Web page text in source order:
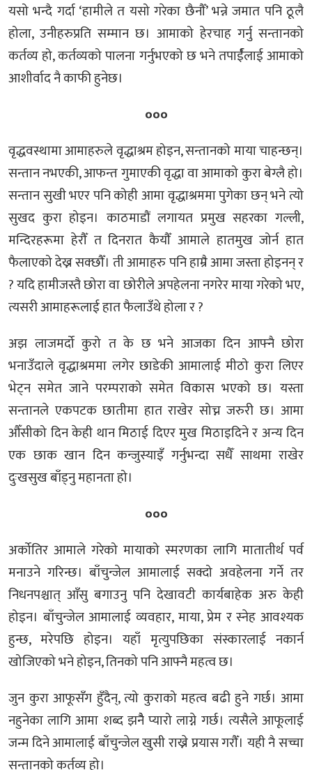
यसो भन्दै गर्दा ‘हामीले त यसो गरेका छैनौँ’ भन्ने जमात पनि ठूलै
होला, उनीहरुप्रति सम्मान छ। आमाको हेरचाह गर्नु सन्तानको
कर्तव्य हो, कर्तव्यको पालना गर्नुभएको छ भने तपार्ईंलाई आमाको
आशीर्वाद नै काफी हुनेछ।
०००
वृद्धवस्थामा आमाहरुले वृद्धाश्रम होइन, सन्तानको माया चाहन्छन्।
सन्तान नभएकी, आफन्त गुमाएकी वृद्धा वा आमाको कुरा बेग्लै हो।
सन्तान सुखी भएर पनि कोही आमा वृद्धाश्रममा पुगेका छन् भने त्यो
सुखद कुरा होइन। काठमाडौं लगायत प्रमुख सहरका गल्ली,
मन्दिरहरूमा हेरौँ त दिनरात कैयौँ आमाले हातमुख जोर्न हात
फैलाएको देख्न सक्छौँ। ती आमाहरु पनि हाम्रै आमा जस्ता होइनन् र
? यदि हामीजस्तै छोरा वा छोरीले अपहेलना नगरेर माया गरेको भए,
त्यसरी आमाहरूलाई हात फैलाउँथे होला र ?
अझ लाजमर्दो कुरो त के छ भने आजका दिन आफ्नै छोरा
भनाउँदाले वृद्धाश्रममा लगेर छाडेकी आमालाई मीठो कुरा लिएर
भेट्न समेत जाने परम्पराको समेत विकास भएको छ। यस्ता
सन्तानले एकपटक छातीमा हात राखेर सोच्न जरुरी छ। आमा
औँसीको दिन केही थान मिठाई दिएर मुख मिठाइदिने र अन्य दिन
एक छाक खान दिन कन्जुस्याइँ गर्नुभन्दा सधैँ साथमा राखेर
दुःखसुख बाँड्नु महानता हो।
०००
अर्कोतिर आमाले गरेको मायाको स्मरणका लागि मातातीर्थ पर्व
मनाउने गरिन्छ। बाँचुन्जेल आमालाई सक्दो अवहेलना गर्ने तर
निधनपश्चात् आँसु बगाउनु पनि देखावटी कार्यबाहेक अरु केही
होइन। बाँचुन्जेल आमालाई व्यवहार, माया, प्रेम र स्नेह आवश्यक
हुन्छ, मरेपछि होइन। यहाँ मृत्युपछिका संस्कारलाई नकार्न
खोजिएको भने होइन, तिनको पनि आफ्नै महत्व छ।
जुन कुरा आफूसँग हुँदैन्, त्यो कुराको महत्व बढी हुने गर्छ। आमा
नहुनेका लागि आमा शब्द झनैै प्यारो लाग्ने गर्छ। त्यसैले आफूलाई
जन्म दिने आमालाई बाँचुन्जेल खुसी राख्ने प्रयास गरौँ। यही नै सच्चा
सन्तानको कर्तव्य हो।